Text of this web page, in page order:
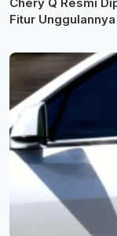
Fitur Unggulannya